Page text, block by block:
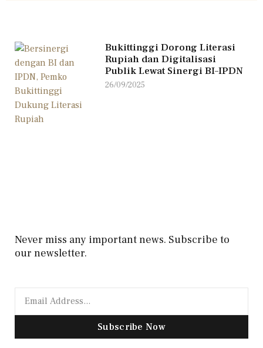
Bukittinggi Dorong Literasi
Rupiah dan Digitalisasi
Publik Lewat Sinergi BI–IPDN
26/09/2025
Never miss any important news. Subscribe to
our newsletter.
Subscribe Now